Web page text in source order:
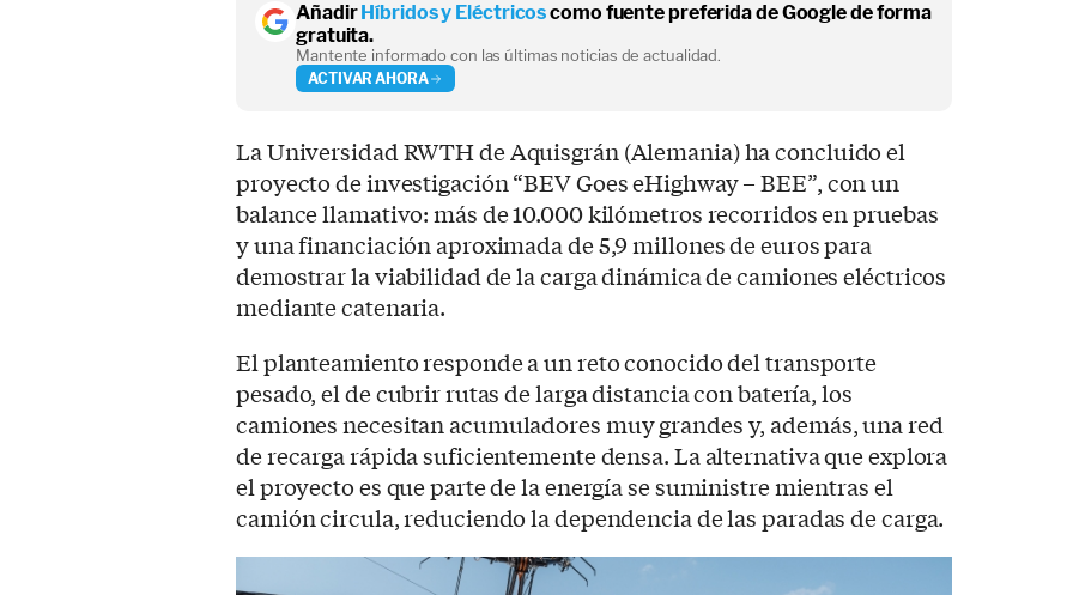
Añadir Híbridos y Eléctricoscomo fuente preferida de Google de forma
gratuita.
Mantente informado con las últimas noticias de actualidad.
ACTIVAR AHORA
La Universidad RWTH de Aquisgrán (Alemania) ha concluido el
proyecto de investigación “BEV Goes eHighway – BEE”, con un
balance llamativo: más de 10.000 kilómetros recorridos en pruebas
y una financiación aproximada de 5,9 millones de euros para
demostrar la viabilidad de la carga dinámica de camiones eléctricos
mediante catenaria.
El planteamiento responde a un reto conocido del transporte
pesado, el de cubrir rutas de larga distancia con batería, los
camiones necesitan acumuladores muy grandes y, además, una red
de recarga rápida suficientemente densa. La alternativa que explora
el proyecto es que parte de la energía se suministre mientras el
camión circula, reduciendo la dependencia de las paradas de carga.